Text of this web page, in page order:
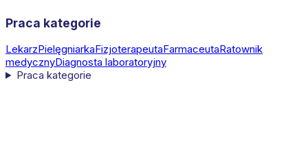
Praca kategorie
LekarzPielęgniarkaFizjoterapeutaFarmaceutaRatownik
medycznyDiagnosta laboratoryjny
Praca kategorie